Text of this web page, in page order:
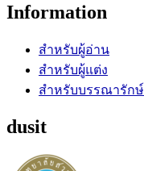
Information
สำหรับผู้อ่าน
สำหรับผู้แต่ง
สำหรับบรรณารักษ์
dusit